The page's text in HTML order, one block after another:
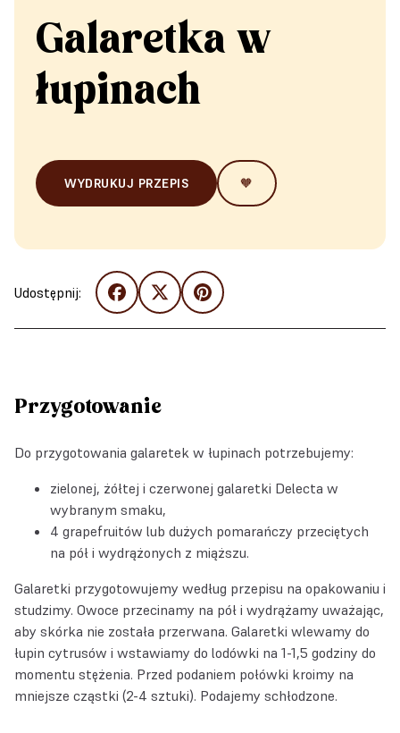
Galaretka w
łupinach
WYDRUKUJ PRZEPIS 🧡
Udostępnij:
Przygotowanie
Do przygotowania galaretek w łupinach potrzebujemy:
zielonej, żółtej i czerwonej galaretki Delecta w
wybranym smaku,
4 grapefruitów lub dużych pomarańczy przeciętych
na pół i wydrążonych z miąższu.
Galaretki przygotowujemy według przepisu na opakowaniu i
studzimy. Owoce przecinamy na pół i wydrążamy uważając,
aby skórka nie została przerwana. Galaretki wlewamy do
łupin cytrusów i wstawiamy do lodówki na 1-1,5 godziny do
momentu stężenia. Przed podaniem połówki kroimy na
mniejsze cząstki (2-4 sztuki). Podajemy schłodzone.